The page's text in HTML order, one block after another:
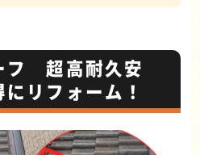
フ 超高耐久安
リフォーム！